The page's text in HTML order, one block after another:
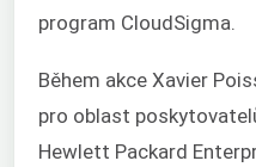
program CloudSigma.
Během akce Xavier
pro oblast
Hewlett Packard